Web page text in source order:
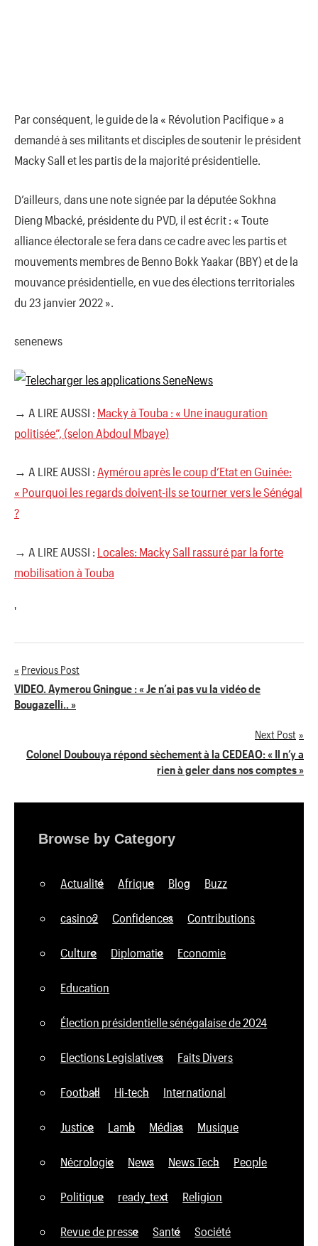
Par conséquent, le guide de la « Révolution Pacifique » a
demandé à ses militants et disciples de soutenir le président
Macky Sall et les partis de la majorité présidentielle.
D’ailleurs, dans une note signée par la députée Sokhna
Dieng Mbacké, présidente du PVD, il est écrit : « Toute
alliance électorale se fera dans ce cadre avec les partis et
mouvements membres de Benno Bokk Yaakar (BBY) et de la
mouvance présidentielle, en vue des élections territoriales
du 23 janvier 2022 ».
senenews
→ A LIRE AUSSI : Macky à Touba : « Une inauguration
politisée”, (selon Abdoul Mbaye)
→ A LIRE AUSSI : Aymérou après le coup d’Etat en Guinée:
« Pourquoi les regards doivent-ils se tourner vers le Sénégal
?
→ A LIRE AUSSI : Locales: Macky Sall rassuré par la forte
mobilisation à Touba
'
Navigation
de
Previous Post
VIDEO. Aymerou Gningue : « Je n’ai pas vu la vidéo de
Bougazelli.. »
Next Post
Colonel Doubouya répond sèchement à la CEDEAO: « Il n’y a
rien à geler dans nos comptes »
Browse by Category
Actualité Afrique Blog Buzz
casino2 Confidences Contributions
Culture Diplomatie Economie
Education
Élection présidentielle sénégalaise de 2024
Elections Legislatives Faits Divers
Football Hi-tech International
Justice Lamb Médias Musique
Nécrologie News News Tech People
Politique ready_text Religion
Revue de presse Santé Société